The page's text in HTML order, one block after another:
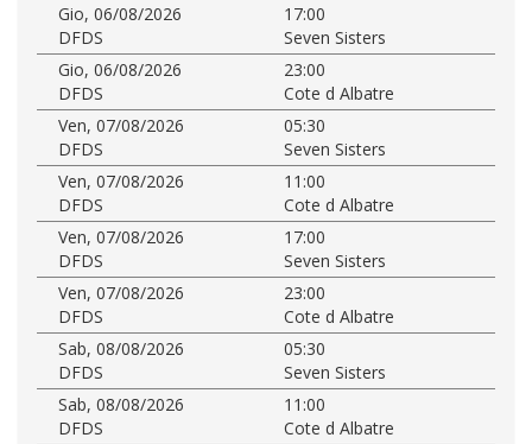
Gio, 06/08/2026
17:00
DFDS
Seven Sisters
Gio, 06/08/2026
23:00
DFDS
Cote d Albatre
Ven, 07/08/2026
05:30
DFDS
Seven Sisters
Ven, 07/08/2026
11:00
DFDS
Cote d Albatre
Ven, 07/08/2026
17:00
DFDS
Seven Sisters
Ven, 07/08/2026
23:00
DFDS
Cote d Albatre
Sab, 08/08/2026
05:30
DFDS
Seven Sisters
Sab, 08/08/2026
11:00
DFDS
Cote d Albatre